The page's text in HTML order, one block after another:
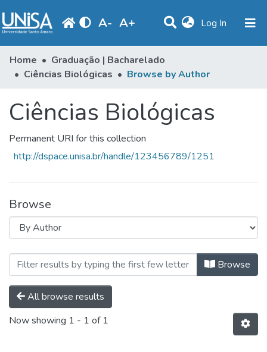
A- A+ Log In (current)
Communities & Collections
Produção Docente
Periodicals
Home
Graduação | Bacharelado
Ciências Biológicas
Browse by Author
Ciências Biológicas
Permanent URI for this collection
http://dspace.unisa.br/handle/123456789/1251
Browse
Browsing Ciências Biológicas by
Browse
All browse results
Now showing 1 - 1 of 1